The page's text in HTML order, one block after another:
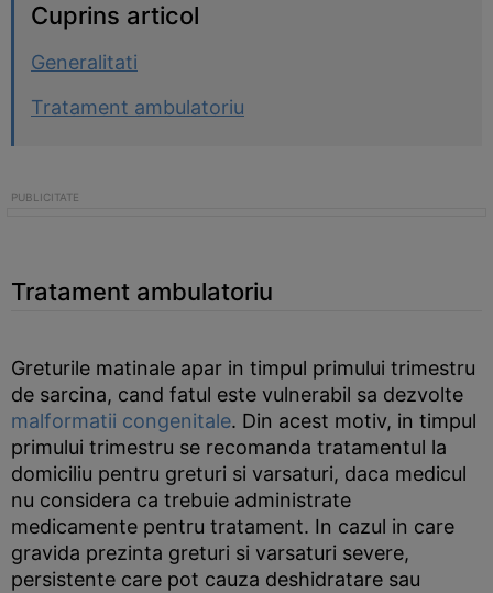
Cuprins articol
Generalitati
Tratament ambulatoriu
Tratament ambulatoriu
Greturile matinale apar in timpul primului trimestru
de sarcina, cand fatul este vulnerabil sa dezvolte
malformatii congenitale. Din acest motiv, in timpul
primului trimestru se recomanda tratamentul la
domiciliu pentru greturi si varsaturi, daca medicul
nu considera ca trebuie administrate
medicamente pentru tratament. In cazul in care
gravida prezinta greturi si varsaturi severe,
persistente care pot cauza deshidratare sau